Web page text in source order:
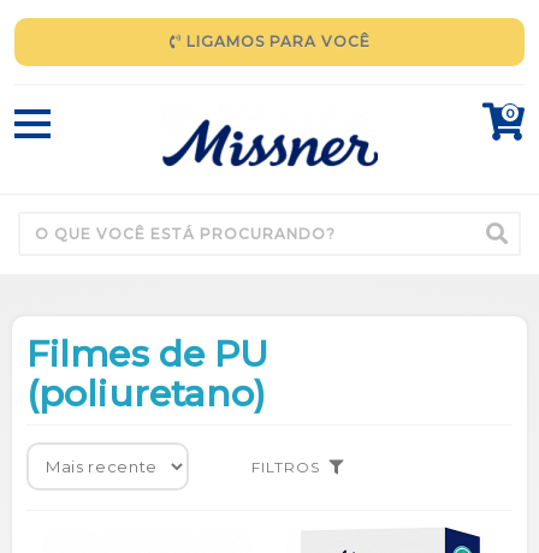
LIGAMOS PARA VOCÊ
0
Filmes de PU
(poliuretano)
FILTROS